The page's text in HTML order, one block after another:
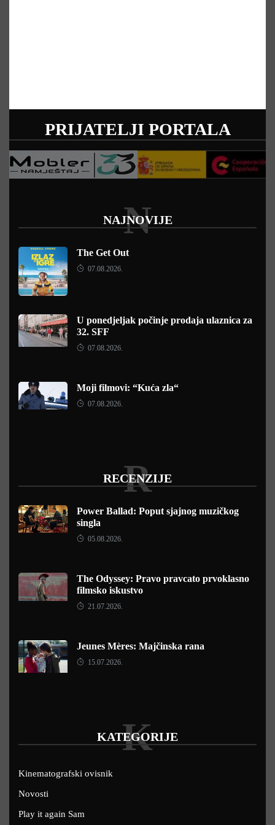
PRIJATELJI PORTALA
NAJNOVIJE
N
The Get Out
07.08.2026.
U ponedjeljak počinje prodaja ulaznica za
32. SFF
07.08.2026.
Moji filmovi: “Kuća zla“
07.08.2026.
RECENZIJE
R
Power Ballad: Poput sjajnog muzičkog
singla
05.08.2026.
The Odyssey: Pravo pravcato prvoklasno
filmsko iskustvo
21.07.2026.
Jeunes Mères: Majčinska rana
15.07.2026.
KATEGORIJE
K
Kinematografski ovisnik
Novosti
Play it again Sam